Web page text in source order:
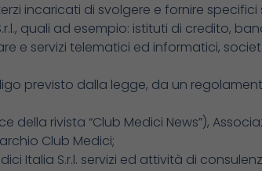
incaricati di svolgere e fornire
quali ad esempio: istituti di credito,
e servizi telematici ed informatici,
previsto dalla legge, da un
rivista “Club Medici News”),
Club Medici;
Italia S.r.l. servizi ed attività di